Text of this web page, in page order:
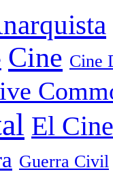
Cine Cine
El Cine
Guerra Civil